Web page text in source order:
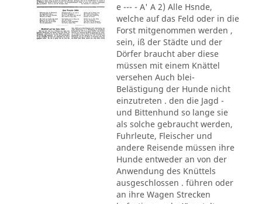
e --- - A' A 2) Alle Hsnde,
welche auf das Feld oder in die
Forst mitgenommen werden ,
sein, iß der Städte und der
Dörfer braucht aber diese
müssen mit einem Knättel
versehen Auch blei-
Belästigung der Hunde nicht
einzutreten . den die Jagd -
und Bittenhund so lange sie
als solche gebraucht werden,
Fuhrleute, Fleischer und
andere Reisende müssen ihre
Hunde entweder an von der
Anwendung des Knüttels
ausgeschlossen . führen oder
an ihre Wagen Strecken